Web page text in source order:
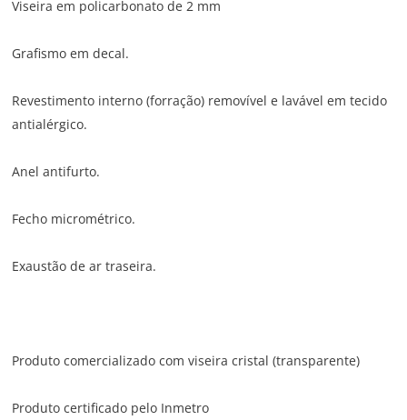
Viseira em policarbonato de 2 mm
Grafismo em decal.
Revestimento interno (forração) removível e lavável em tecido
antialérgico.
Anel antifurto.
Fecho micrométrico.
Exaustão de ar traseira.
Produto comercializado com viseira cristal (transparente)
Produto certificado pelo Inmetro